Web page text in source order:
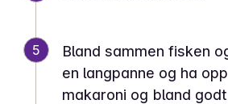
5
Bland sammen fisken
en langpanne og ha
makaroni og bland